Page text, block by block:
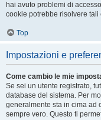
hai avuto problemi di
cookie potrebbe risolvere tali
Top
Impostazioni e
Come cambio le mie
Se sei un utente registrato,
database del sistema. Per
generalmente sta in cima ad
sempre vero. Questo ti